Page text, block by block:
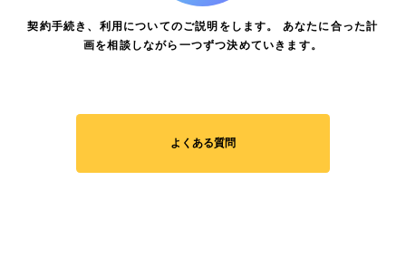
契約手続き、利用についてのご説明をします。 あなたに合った計
画を相談しながら一つずつ決めていきます。
よくある質問